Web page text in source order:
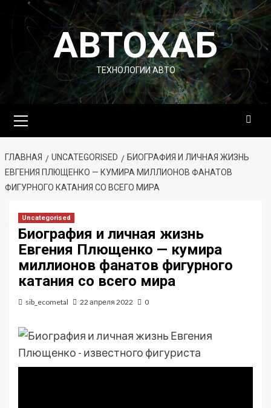
Перейти
содержимомуАВТОХАБ
ТЕХНОЛОГИИ АВТО
меню
ГЛАВНАЯ UNCATEGORISED
БИОГРАФИЯ И ЛИЧНАЯ ЖИЗНЬ
ЕВГЕНИЯ ПЛЮЩЕНКО — КУМИРА МИЛЛИОНОВ ФАНАТОВ
ФИГУРНОГО КАТАНИЯ СО ВСЕГО МИРА
Uncategorised
Биография и личная жизнь
Евгения Плющенко — кумира
миллионов фанатов фигурного
катания со всего мира
sib_ecometal 22 апреля 2022 0